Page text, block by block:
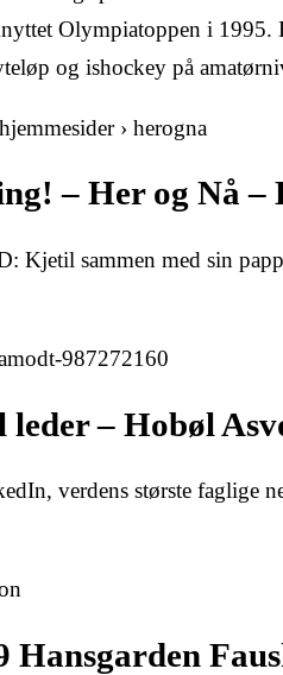
Olympiatoppen i
og ishockey på
› herogna
– Her og Nå
sammen med sin
987272160
leder – Hobøl
verdens største faglige
Hansgarden